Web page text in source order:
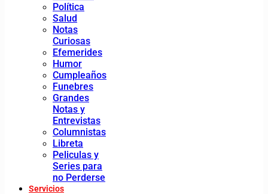
Política
Salud
Notas
Curiosas
Efemerides
Humor
Cumpleaños
Funebres
Grandes
Notas y
Entrevistas
Columnistas
Libreta
Peliculas y
Series para
no Perderse
Servicios